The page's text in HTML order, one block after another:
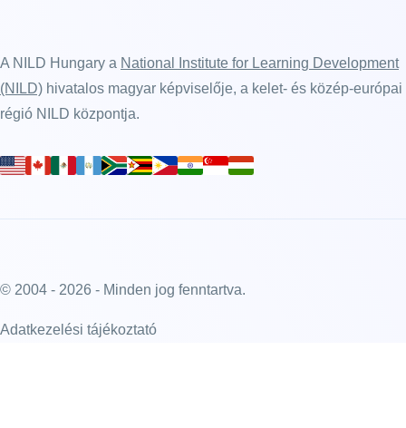
A NILD Hungary a National Institute for Learning Development
(NILD) hivatalos magyar képviselője, a kelet- és közép-európai
régió NILD központja.
© 2004 - 2026 - Minden jog fenntartva.
Adatkezelési tájékoztató